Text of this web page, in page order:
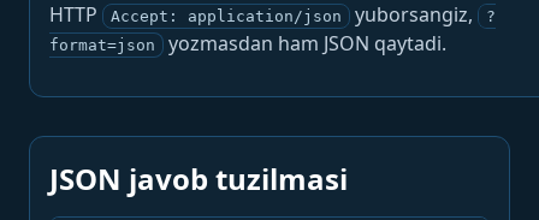
HTTP
Accept: application/json yuborsangiz,
?
format=json
yozmasdan ham JSON qaytadi.
JSON javob tuzilmasi